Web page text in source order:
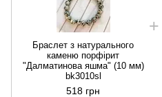
Браслет з натурального
каменю порфірит
"Далматинова яшма" (10 мм)
bk3010sl
518 грн